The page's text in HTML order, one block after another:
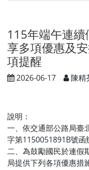
115年端午連
享多項優惠及
項提醒
2026-06-17 陳精
說明：
一、依交通部公路局臺
字第1150051891B號函
二、為鼓勵國民於連假
局提供下列各項優惠措